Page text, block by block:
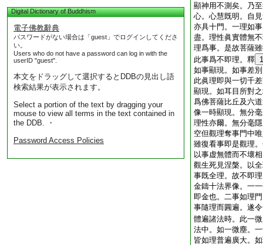
Digital Dictionary of Buddhism
電子佛教辭典
パスワードがない場合は「guest」でログインしてくださ
い。
Users who do not have a password can log in with the
userID "guest".
本文をドラッグして選択するとDDBの見出し語
検索結果が表示されます。
Select a portion of the text by dragging your
mouse to view all terms in the text contained in
the DDB. ・
Password Access Policies
顯神用不測矣。乃
心。心慧既明。自
亦具十門。一理如
盡。理性眞實體無
理爲事。是故菩薩
此事爲不即理。釋 1
如事顯現。如事差
此眞理即與一切千
顯現。如耳目所對
爲佛菩薩比丘及六
像一時顯現。無分
理性亦爾。無分毫
空但觀理奪事門中
雖復看事即是觀理
以事虚無體而不壞
觀生死見涅槃。以
事既全理。故不即
金鑄十法界像。一
即金也。二事如理
事隨理而圓遍。遂
體遍諸法時。此一
法中。如一微塵。
皆如理普遍廣大。